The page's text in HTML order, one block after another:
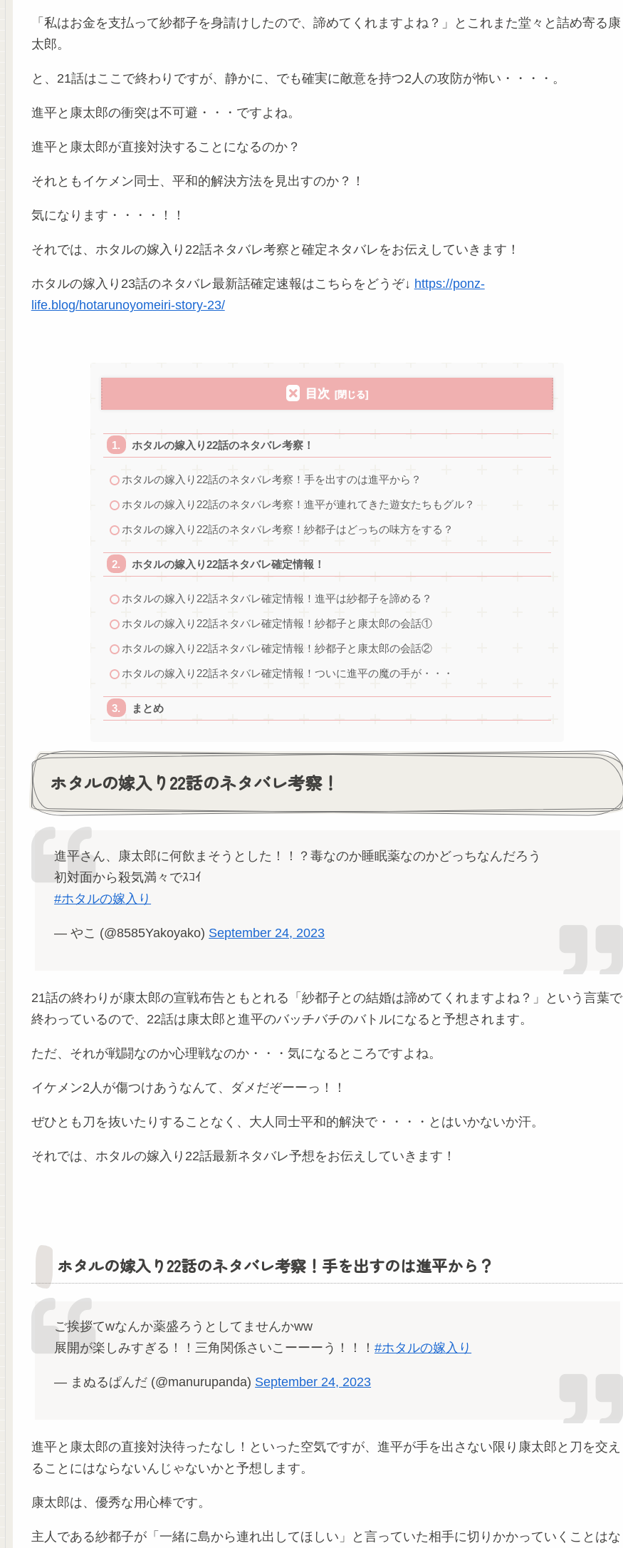
「私はお金を支払って紗都子を身請けしたので、諦めてくれますよね？」とこれまた堂々と詰め寄る康
太郎。
と、21話はここで終わりですが、静かに、でも確実に敵意を持つ2人の攻防が怖い・・・・。
進平と康太郎の衝突は不可避・・・ですよね。
進平と康太郎が直接対決することになるのか？
それともイケメン同士、平和的解決方法を見出すのか？！
気になります・・・・！！
それでは、ホタルの嫁入り22話ネタバレ考察と確定ネタバレをお伝えしていきます！
ホタルの嫁入り23話のネタバレ最新話確定速報はこちらをどうぞ↓ https://ponz-
life.blog/hotarunoyomeiri-story-23/
目次
ホタルの嫁入り22話のネタバレ考察！
ホタルの嫁入り22話のネタバレ考察！手を出すのは進平から？
ホタルの嫁入り22話のネタバレ考察！進平が連れてきた遊女たちもグル？
ホタルの嫁入り22話のネタバレ考察！紗都子はどっちの味方をする？
ホタルの嫁入り22話ネタバレ確定情報！
ホタルの嫁入り22話ネタバレ確定情報！進平は紗都子を諦める？
ホタルの嫁入り22話ネタバレ確定情報！紗都子と康太郎の会話①
ホタルの嫁入り22話ネタバレ確定情報！紗都子と康太郎の会話②
ホタルの嫁入り22話ネタバレ確定情報！ついに進平の魔の手が・・・
まとめ
ホタルの嫁入り22話のネタバレ考察！
進平さん、康太郎に何飲まそうとした！！？毒なのか睡眠薬なのかどっちなんだろう
初対面から殺気満々でｽｺｲ
#ホタルの嫁入り
— やこ (@8585Yakoyako) September 24, 2023
21話の終わりが康太郎の宣戦布告ともとれる「紗都子との結婚は諦めてくれますよね？」という言葉で
終わっているので、22話は康太郎と進平のバッチバチのバトルになると予想されます。
ただ、それが戦闘なのか心理戦なのか・・・気になるところですよね。
イケメン2人が傷つけあうなんて、ダメだぞーーっ！！
ぜひとも刀を抜いたりすることなく、大人同士平和的解決で・・・・とはいかないか汗。
それでは、ホタルの嫁入り22話最新ネタバレ予想をお伝えしていきます！
ホタルの嫁入り22話のネタバレ考察！手を出すのは進平から？
ご挨拶てwなんか薬盛ろうとしてませんかww
展開が楽しみすぎる！！三角関係さいこーーーう！！！#ホタルの嫁入り
— まぬるぱんだ (@manurupanda) September 24, 2023
進平と康太郎の直接対決待ったなし！といった空気ですが、進平が手を出さない限り康太郎と刀を交え
ることにはならないんじゃないかと予想します。
康太郎は、優秀な用心棒です。
主人である紗都子が「一緒に島から連れ出してほしい」と言っていた相手に切りかかっていくことはな